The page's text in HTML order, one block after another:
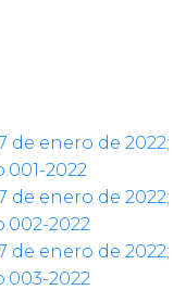
de enero de 2022;
2022
de enero de 2022;
2022
de enero de 2022;
2022